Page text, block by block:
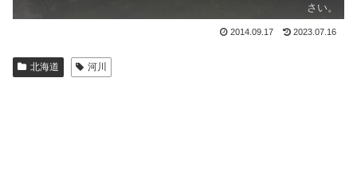
さい。
2014.09.17 2023.07.16
北海道 河川